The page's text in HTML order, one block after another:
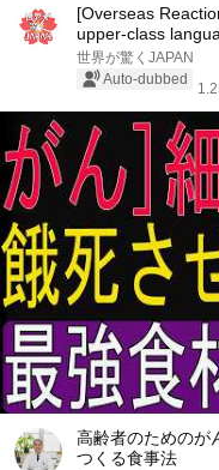
[Overseas
upper-class
世界が驚くJAPAN
Auto-dubbed
高齢者のためのが
つくる食事法